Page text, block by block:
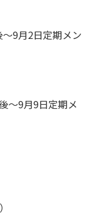
9月2日定期メン
～9月9日定期メ